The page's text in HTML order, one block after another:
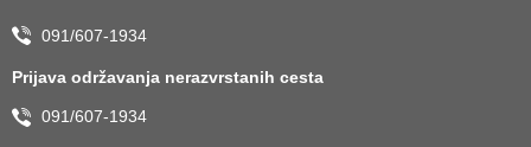
091/607-1934
Prijava održavanja nerazvrstanih cesta
091/607-1934